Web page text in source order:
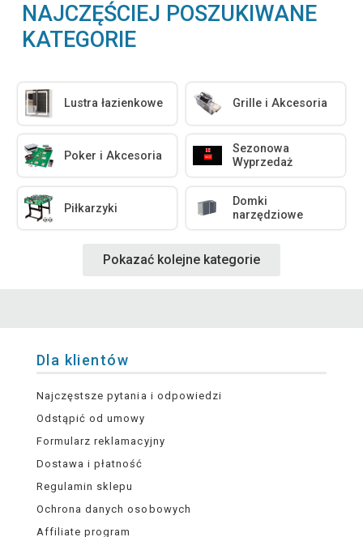
NAJCZĘŚCIEJ POSZUKIWANE
KATEGORIE
Lustra łazienkowe Grille i Akcesoria
Poker i Akcesoria
Sezonowa
Wyprzedaż
Piłkarzyki
Domki
narzędziowe
Pokazać kolejne kategorie
Dla klientów
Najczęstsze pytania i odpowiedzi
Odstąpić od umowy
Formularz reklamacyjny
Dostawa i płatność
Regulamin sklepu
Ochrona danych osobowych
Affiliate program